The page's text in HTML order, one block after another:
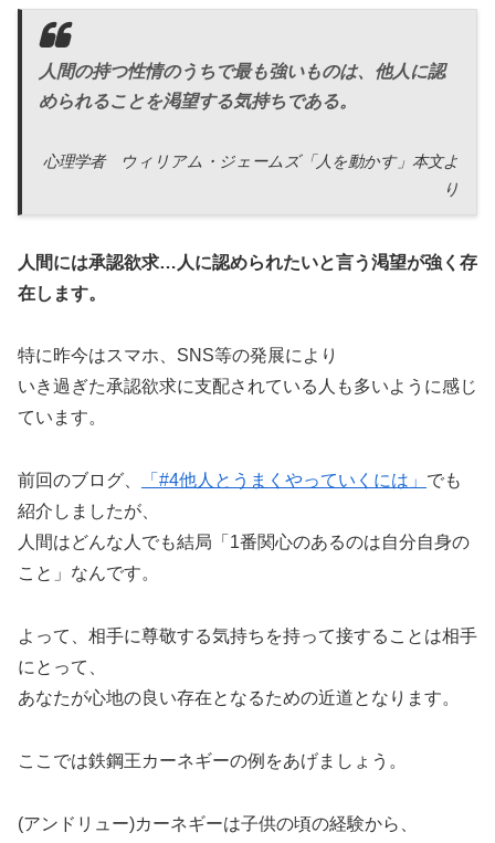
人間の持つ性情のうちで最も強いものは、他人に認
められることを渇望する気持ちである。
心理学者 ウィリアム・ジェームズ「人を動かす」本文よ
り
人間には承認欲求…人に認められたいと言う渇望が強く存
在します。
特に昨今はスマホ、SNS等の発展により
いき過ぎた承認欲求に支配されている人も多いように感じ
ています。
前回のブログ、 「#4他人とうまくやっていくには」 でも
紹介しましたが、
人間はどんな人でも結局「1番関心のあるのは自分自身の
こと」なんです。
よって、相手に尊敬する気持ちを持って接することは相手
にとって、
あなたが心地の良い存在となるための近道となります。
ここでは鉄鋼王カーネギーの例をあげましょう。
(アンドリュー)カーネギーは子供の頃の経験から、